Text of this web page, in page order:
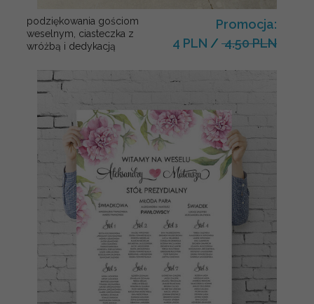
podziękowania gościom
weselnym, ciasteczka z
wróżbą i dedykacją
Promocja:
4 PLN / 4.50 PLN